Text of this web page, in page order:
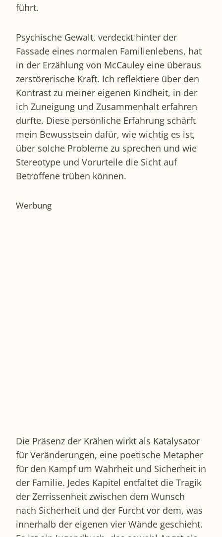
führt.
Psychische Gewalt, verdeckt hinter der
Fassade eines normalen Familienlebens, hat
in der Erzählung von McCauley eine überaus
zerstörerische Kraft. Ich reflektiere über den
Kontrast zu meiner eigenen Kindheit, in der
ich Zuneigung und Zusammenhalt erfahren
durfte. Diese persönliche Erfahrung schärft
mein Bewusstsein dafür, wie wichtig es ist,
über solche Probleme zu sprechen und wie
Stereotype und Vorurteile die Sicht auf
Betroffene trüben können.
Werbung
Die Präsenz der Krähen wirkt als Katalysator
für Veränderungen, eine poetische Metapher
für den Kampf um Wahrheit und Sicherheit in
der Familie. Jedes Kapitel entfaltet die Tragik
der Zerrissenheit zwischen dem Wunsch
nach Sicherheit und der Furcht vor dem, was
innerhalb der eigenen vier Wände geschieht.